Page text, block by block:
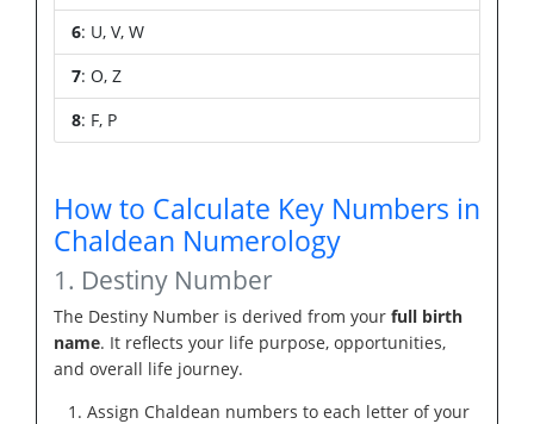
6: U, V, W
7: O, Z
8: F, P
How to Calculate Key Numbers in
Chaldean Numerology
1. Destiny Number
The Destiny Number is derived from your full birth
name. It reflects your life purpose, opportunities,
and overall life journey.
Assign Chaldean numbers to each letter of your